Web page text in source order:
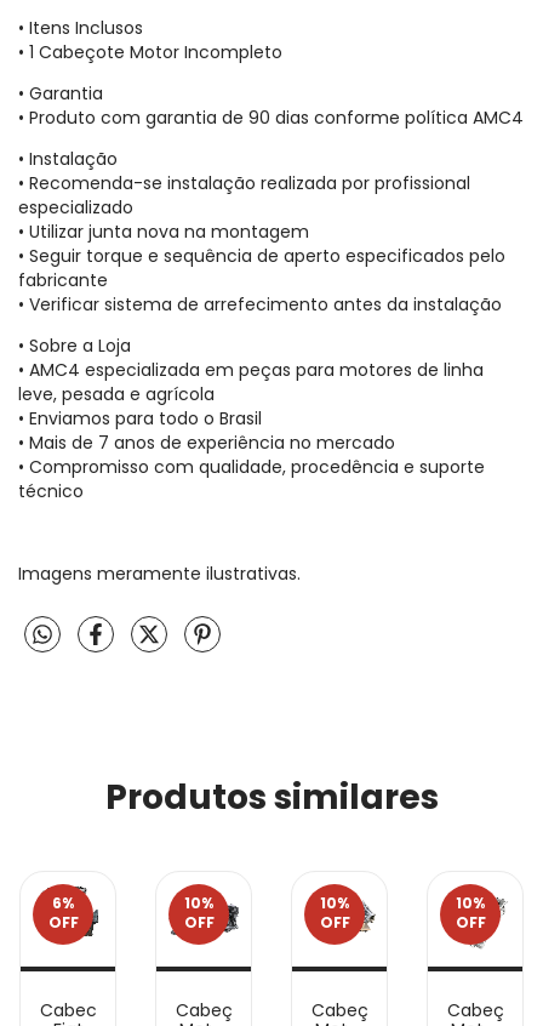
• Itens Inclusos
• 1 Cabeçote Motor Incompleto
• Garantia
• Produto com garantia de 90 dias conforme política AMC4
• Instalação
• Recomenda-se instalação realizada por profissional
especializado
• Utilizar junta nova na montagem
• Seguir torque e sequência de aperto especificados pelo
fabricante
• Verificar sistema de arrefecimento antes da instalação
• Sobre a Loja
• AMC4 especializada em peças para motores de linha
leve, pesada e agrícola
• Enviamos para todo o Brasil
• Mais de 7 anos de experiência no mercado
• Compromisso com qualidade, procedência e suporte
técnico
Imagens meramente ilustrativas.
Produtos similares
6%
OFF
Cabecote
10%
OFF
Cabeçote
10%
OFF
Cabeçote
10%
OFF
Cabeçote